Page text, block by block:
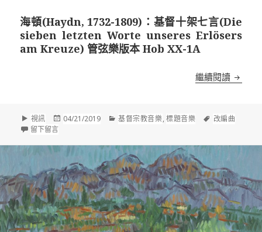
海頓(Haydn, 1732-1809)：基督十架七言(Die
sieben letzten Worte unseres Erlösers
am Kreuze) 管弦樂版本 Hob XX-1A
繼續閱讀 海頓
格
式
視訊
發
04/21/2019
分
基督宗教音樂,標題音樂
標
改編曲
留下留言在 海頓(Haydn, 1732-1809)：基督十架七言(Die sieben